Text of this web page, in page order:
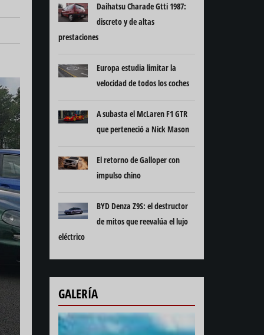
Daihatsu Charade Gtti 1987:
discreto y de altas
prestaciones
Europa estudia limitar la
velocidad de todos los coches
A subasta el McLaren F1 GTR
que perteneció a Nick Mason
El retorno de Galloper con
impulso chino
BYD Denza Z9S: el destructor
de mitos que reevalúa el lujo
eléctrico
GALERÍA